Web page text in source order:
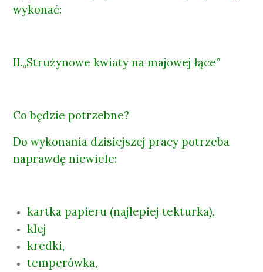
wykonać:
II.„Strużynowe kwiaty na majowej łące”
Co będzie potrzebne?
Do wykonania dzisiejszej pracy potrzeba
naprawdę niewiele:
kartka papieru (najlepiej tekturka),
klej
kredki,
temperówka,